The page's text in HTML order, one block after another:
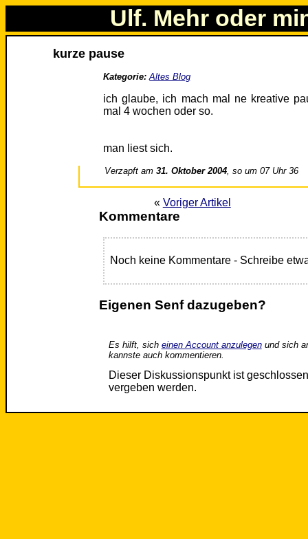
Ulf. Mehr oder
kurze pause
Kategorie: Altes Blog
ich glaube, ich mach mal ne kreative
mal 4 wochen oder so.
man liest sich.
Verzapft am31. Oktober 2004, so um 07 Uhr 36
« Voriger Artikel
Kommentare
Noch keine Kommentare - Schreibe
Eigenen Senf dazugeben?
Es hilft, sich einen Account anzulegenund sich
kannste auch kommentieren.
Dieser Diskussionspunkt ist
vergeben werden.